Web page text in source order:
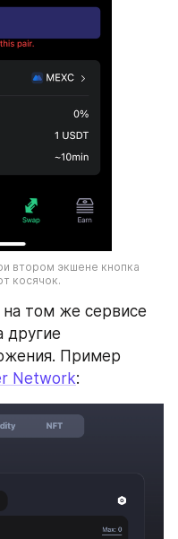
втором экшене кнопка
косячок.
том же сервисе
другие
Пример
Network: